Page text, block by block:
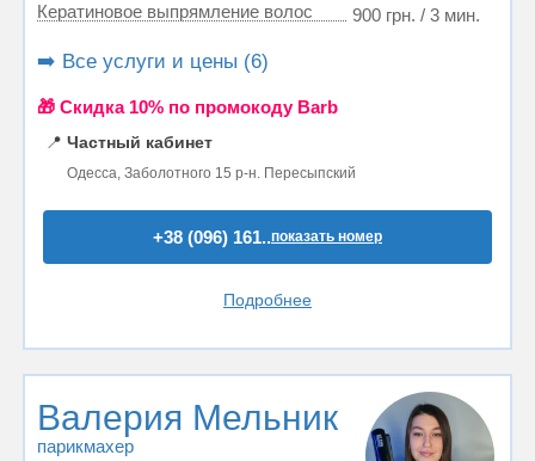
Кератиновое выпрямление волос
900 грн. / 3 мин.
➡️ Все услуги и цены (6)
🎁 Cкидка 10% по промокоду Barb
📍 Частный кабинет
Одесса, Заболотного 15 р-н. Пересыпский
+38 (096) 161..показать номер
Подробнее
Валерия Мельник
парикмахер